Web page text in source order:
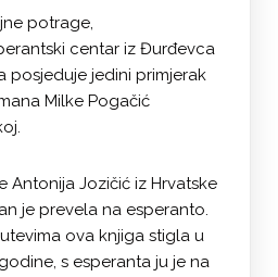
potrage,
centar iz Đurđevca
posjeduje jedini primjerak
Milke Pogačić
Antonija Jozičić iz Hrvatske
je prevela na esperanto.
ova knjiga stigla u
s esperanta ju je na